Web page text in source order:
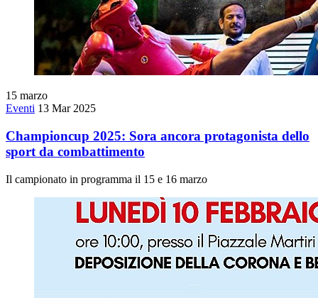
15 marzo
Eventi 13 Mar 2025
Championcup 2025: Sora ancora protagonista dello
sport da combattimento
Il campionato in programma il 15 e 16 marzo